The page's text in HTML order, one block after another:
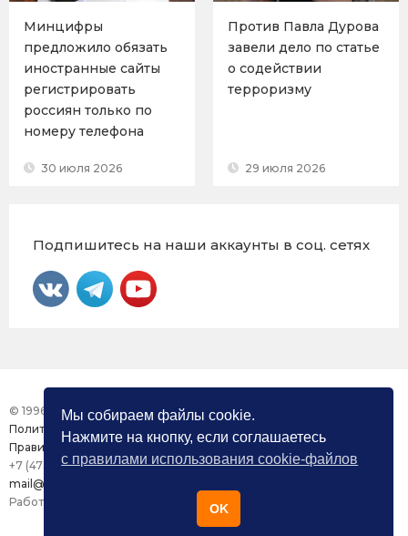
Минцифры
предложило обязать
иностранные сайты
регистрировать
россиян только по
номеру телефона
30 июля 2026
Против Павла Дурова
завели дело по статье
о содействии
терроризму
29 июля 2026
Подпишитесь на наши аккаунты в соц. сетях
© 1996 – 2026 Фонд «Центр Защиты Прав СМИ»
Политика конфиденциальности
Правила использования сайта
+7 (473) 277-82-26
mail@mmdc.ru
Работа сайта поддерживается ООО «Медиазащита»
Мы собираем файлы cookie.
Нажмите на кнопку, если соглашаетесь
с правилами использования cookie-файлов
OK